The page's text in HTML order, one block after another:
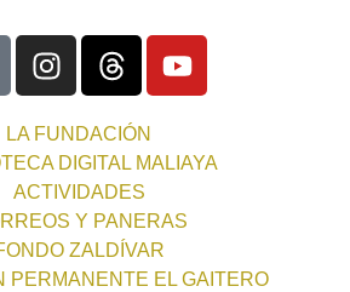
LA FUNDACIÓN
DIGITAL MALIAYA
ACTIVIDADES
Y PANERAS
ZALDÍVAR
PERMANENTE EL GAITERO